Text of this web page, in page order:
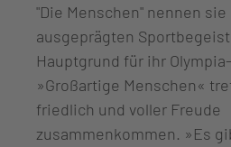
"Die Menschen" nennen
ausgeprägten
Hauptgrund für ihr
»Großartige Menschen«
friedlich und voller Freude
zusammenkommen. »Es